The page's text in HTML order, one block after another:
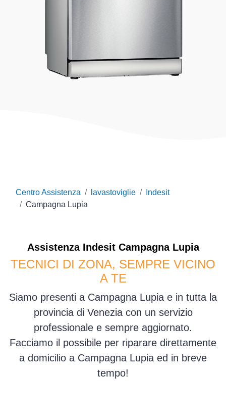
Centro Assistenza lavastoviglie
Indesit
Campagna Lupia
Assistenza IndesitCampagna Lupia
TECNICI DI ZONA, SEMPRE VICINO
A TE
Siamo presenti a Campagna Lupia e in tutta la
provincia di Venezia con un servizio
professionale e sempre aggiornato.
Facciamo il possibile per riparare direttamente
a domicilio a Campagna Lupia ed in breve
tempo!